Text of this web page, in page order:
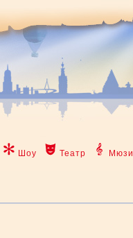
Шоу Театр